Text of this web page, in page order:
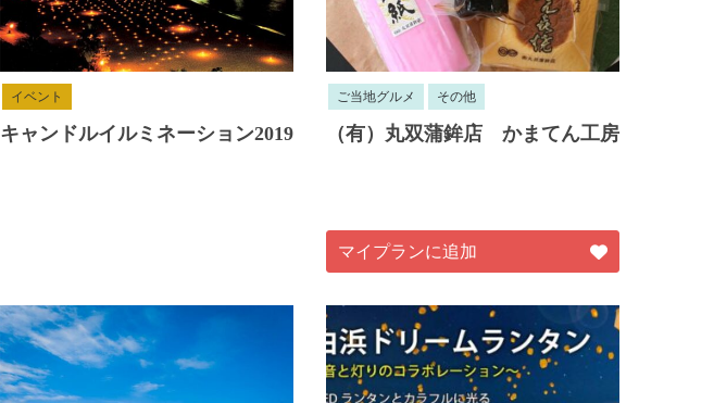
イベント
キャンドルイルミネーション2019
ご当地グルメ その他
（有）丸双蒲鉾店 かまてん工房
マイプランに追加